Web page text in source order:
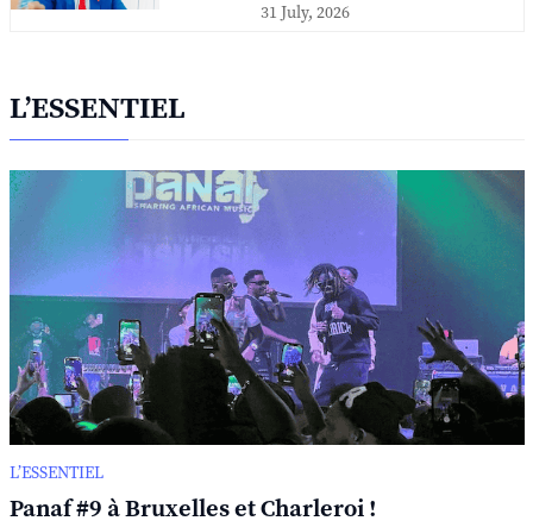
31 July, 2026
L’ESSENTIEL
L’ESSENTIEL
Panaf #9 à Bruxelles et Charleroi !